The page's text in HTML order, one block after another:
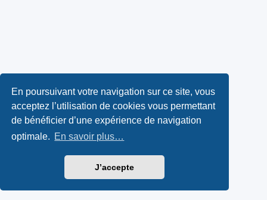
En poursuivant votre navigation sur ce site, vous
acceptez l’utilisation de cookies vous permettant
de bénéficier d’une expérience de navigation
optimale. En savoir plus…
J’accepte